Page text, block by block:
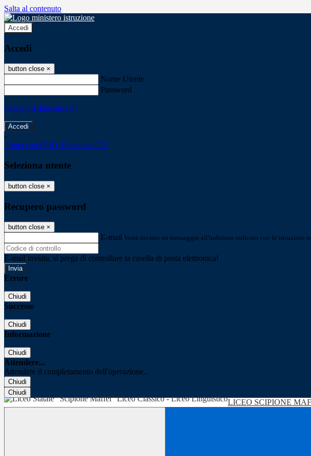
Salta al contenuto
Accedi
Accedi
button close ×
Nome Utente
Password
Password dimenticata?
-
Entra con SPID Entra con CIE
Seleziona utente
button close ×
Recupero password
button close ×
E-mail Verrà inviato un messaggio all'indirizzo indicato con le istruzioni
E-mail inviata, si prega di controllare la casella di posta elettronica!
Errore
Chiudi
Successo
Chiudi
Informazione
Chiudi
Attendere...
Attendere il completamento dell'operazione...
Chiudi
Chiudi
LICEO SCIPIONE